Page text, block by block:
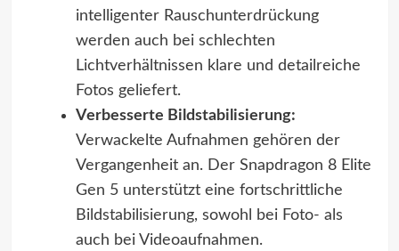
intelligenter Rauschunterdrückung
werden auch bei schlechten
Lichtverhältnissen klare und detailreiche
Fotos geliefert.
Verbesserte Bildstabilisierung:
Verwackelte Aufnahmen gehören der
Vergangenheit an. Der Snapdragon 8 Elite
Gen 5 unterstützt eine fortschrittliche
Bildstabilisierung, sowohl bei Foto- als
auch bei Videoaufnahmen.